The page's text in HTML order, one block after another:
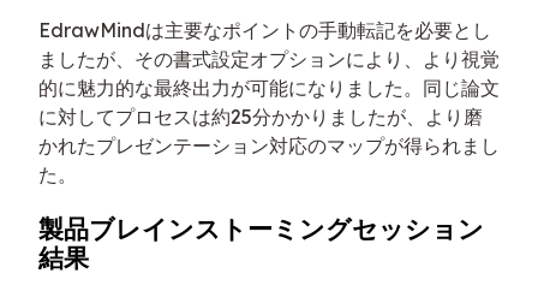
EdrawMindは主要なポイントの手動転記を必要とし
ましたが、その書式設定オプションにより、より視覚
的に魅力的な最終出力が可能になりました。同じ論文
に対してプロセスは約25分かかりましたが、より磨
かれたプレゼンテーション対応のマップが得られまし
た。
製品ブレインストーミングセッション
結果